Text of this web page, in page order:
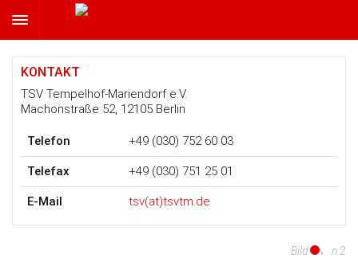
KONTAKT
TSV Tempelhof-Mariendorf e.V.
Machonstraße 52, 12105 Berlin
Telefon +49 (030) 752 60 03
Telefax +49 (030) 751 25 01
E-Mail tsv(at)tsvtm.de
Bild 1 von 2
Bild 2 von 2